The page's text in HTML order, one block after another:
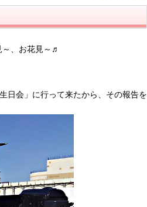
～、お花見～♬
日会」に行って来たから、その報告を